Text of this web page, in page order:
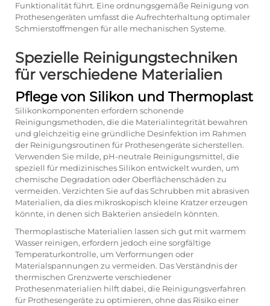
Funktionalität führt. Eine ordnungsgemäße Reinigung von
Prothesengeräten umfasst die Aufrechterhaltung optimaler
Schmierstoffmengen für alle mechanischen Systeme.
Spezielle Reinigungstechniken
für verschiedene Materialien
Pflege von Silikon und Thermoplast
Silikonkomponenten erfordern schonende
Reinigungsmethoden, die die Materialintegrität bewahren
und gleichzeitig eine gründliche Desinfektion im Rahmen
der Reinigungsroutinen für Prothesengeräte sicherstellen.
Verwenden Sie milde, pH-neutrale Reinigungsmittel, die
speziell für medizinisches Silikon entwickelt wurden, um
chemische Degradation oder Oberflächenschäden zu
vermeiden. Verzichten Sie auf das Schrubben mit abrasiven
Materialien, da dies mikroskopisch kleine Kratzer erzeugen
könnte, in denen sich Bakterien ansiedeln könnten.
Thermoplastische Materialien lassen sich gut mit warmem
Wasser reinigen, erfordern jedoch eine sorgfältige
Temperaturkontrolle, um Verformungen oder
Materialspannungen zu vermeiden. Das Verständnis der
thermischen Grenzwerte verschiedener
Prothesenmaterialien hilft dabei, die Reinigungsverfahren
für Prothesengeräte zu optimieren, ohne das Risiko einer